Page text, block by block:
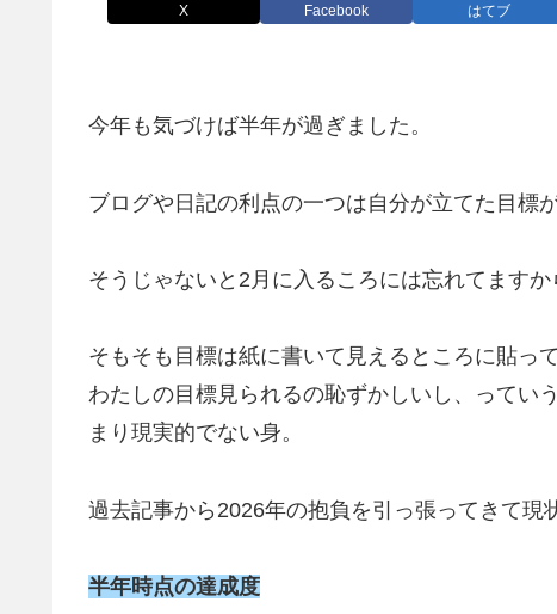
X Facebook はてブ
今年も気づけば半年が過ぎました。
ブログや日記の利点の一つは自分が立てた目標
そうじゃないと2月に入るころには忘れてますか
そもそも目標は紙に書いて見えるところに貼っ
わたしの目標見られるの恥ずかしいし、ってい
まり現実的でない身。
過去記事から2026年の抱負を引っ張ってきて現
半年時点の達成度